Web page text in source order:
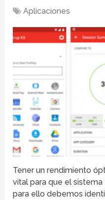
Aplicaciones
Tener un rendimiento
vital para que el
para ello debemos